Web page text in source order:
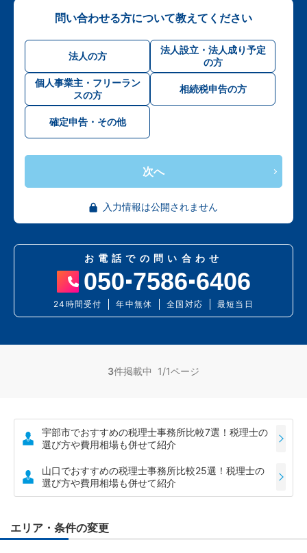
問い合わせる方について教えてください
法人の方
法人設立・法人成り予定
の方
個人事業主・フリーラン
スの方
相続税申告の方
確定申告・その他
次へ
入力情報は公開されません
お電話での問い合わせ
050 7586 6406
24時間受付 年中無休 全国対応 最短当日
3件掲載中 1/1ページ
宇部市でおすすめの税理士事務所比較7選！税理士の
選び方や費用相場も併せて紹介
山口でおすすめの税理士事務所比較25選！税理士の
選び方や費用相場も併せて紹介
エリア・条件の変更